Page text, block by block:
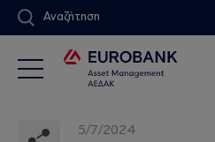
Αναζήτηση
5/7/2024